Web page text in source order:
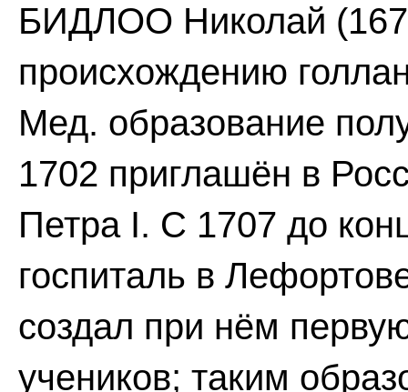
БИДЛОО Николай
происхождению
Мед. образование
1702 приглашён в
Петра I. С 1707 до
госпиталь в
создал при нём
учеников; таким